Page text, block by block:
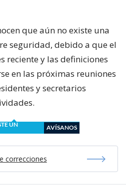
que aún no existe una
seguridad, debido a que el
reciente y las definiciones
en las próximas reuniones
y secretarios
UN
AVÍSANOS
correcciones